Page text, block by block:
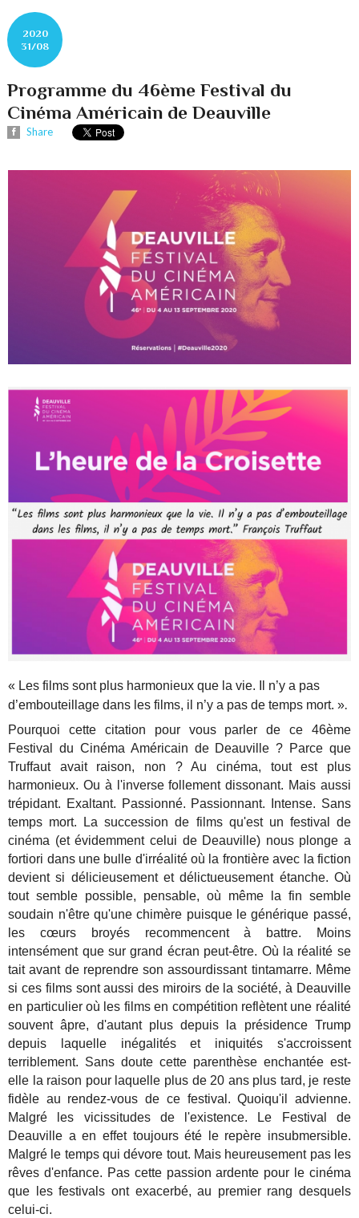
2020
31/08
Programme du 46ème Festival du
Cinéma Américain de Deauville
Share
« Les films sont plus harmonieux que la vie. Il n’y a pas
d’embouteillage dans les films, il n’y a pas de temps mort. ».
Pourquoi cette citation pour vous parler de ce 46ème
Festival du Cinéma Américain de Deauville ? Parce que
Truffaut avait raison, non ? Au cinéma, tout est plus
harmonieux. Ou à l'inverse follement dissonant. Mais aussi
trépidant. Exaltant. Passionné. Passionnant. Intense. Sans
temps mort. La succession de films qu'est un festival de
cinéma (et évidemment celui de Deauville) nous plonge a
fortiori dans une bulle d'irréalité où la frontière avec la fiction
devient si délicieusement et délictueusement étanche. Où
tout semble possible, pensable, où même la fin semble
soudain n'être qu'une chimère puisque le générique passé,
les cœurs broyés recommencent à battre. Moins
intensément que sur grand écran peut-être. Où la réalité se
tait avant de reprendre son assourdissant tintamarre. Même
si ces films sont aussi des miroirs de la société, à Deauville
en particulier où les films en compétition reflètent une réalité
souvent âpre, d'autant plus depuis la présidence Trump
depuis laquelle inégalités et iniquités s'accroissent
terriblement. Sans doute cette parenthèse enchantée est-
elle la raison pour laquelle plus de 20 ans plus tard, je reste
fidèle au rendez-vous de ce festival. Quoiqu'il advienne.
Malgré les vicissitudes de l'existence. Le Festival de
Deauville a en effet toujours été le repère insubmersible.
Malgré le temps qui dévore tout. Mais heureusement pas les
rêves d'enfance. Pas cette passion ardente pour le cinéma
que les festivals ont exacerbé, au premier rang desquels
celui-ci.